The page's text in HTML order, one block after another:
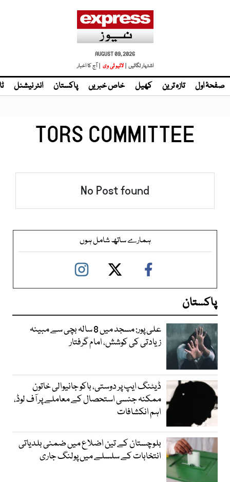
AUGUST 09, 2026
اشتہار لگائیں | لائیو ٹی وی | آج کا اخبار
صفحۂ اول تازہ ترین کھیل خاص خبریں پاکستان انٹر نیشنل
TORS COMMITTEE
No Post found
ہمارے ساتھ شامل ہوں
پاکستان
علی پور: مسجد میں 8 سالہ بچی سے مبینہ
زیادتی کی کوشش، امام گرفتار
ڈیٹنگ ایپ پر دوستی، باکو جانیوالی خاتون
ممکنہ جنسی استحصال کے معاملے پر آف لوڈ،
اہم انکشافات
بلوچستان کے تین اضلاع میں ضمنی بلدیاتی
انتخابات کے سلسلے میں پولنگ جاری